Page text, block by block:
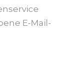
E-Mail-